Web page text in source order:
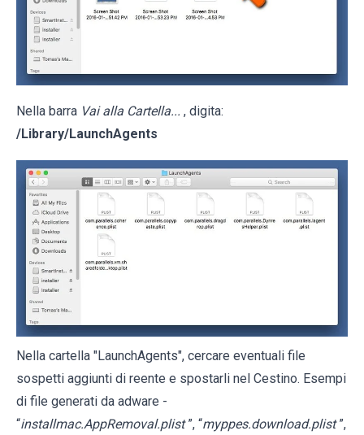
Nella barra Vai alla Cartella... , digita:
/Library/LaunchAgents
Nella cartella "LaunchAgents", cercare eventuali file
sospetti aggiunti di reente e spostarli nel Cestino. Esempi
di file generati da adware -
“installmac.AppRemoval.plist ”, “myppes.download.plist ”,